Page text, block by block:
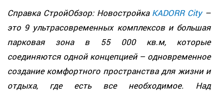
Справка СтройОбзор: Новостройка KADORR City–
это 9 ультрасовременных комплексов и большая
парковая зона в 55 000 кв.м, которые
соединяются одной концепцией – одновременное
создание комфортного пространства для жизни и
отдыха, где есть все необходимое. Над